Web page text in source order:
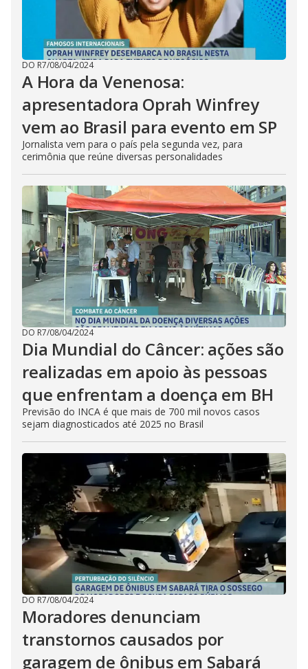
DO R7/08/04/2024
A Hora da Venenosa:
apresentadora Oprah Winfrey
vem ao Brasil para evento em SP
Jornalista vem para o país pela segunda vez, para
cerimônia que reúne diversas personalidades
DO R7/08/04/2024
Dia Mundial do Câncer: ações são
realizadas em apoio às pessoas
que enfrentam a doença em BH
Previsão do INCA é que mais de 700 mil novos casos
sejam diagnosticados até 2025 no Brasil
DO R7/08/04/2024
Moradores denunciam
transtornos causados por
garagem de ônibus em Sabará